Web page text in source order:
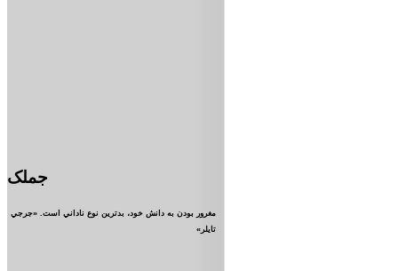
جملک
مغرور بودن به دانش خود، بدترين نوع ناداني است. «جرجي
تايلر»